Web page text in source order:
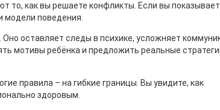
то, как вы решаете конфликты. Если вы
модели поведения.
оставляет следы в психике, усложняет
мотивы ребёнка и предложить реальные
правила – на гибкие границы. Вы увидите, как
здоровым.
Детей
ребенка в
влияющим
Важную
Признаки Раннего
3 Лет
Разбор ключевых признаков
развитие, речь, эмоции и